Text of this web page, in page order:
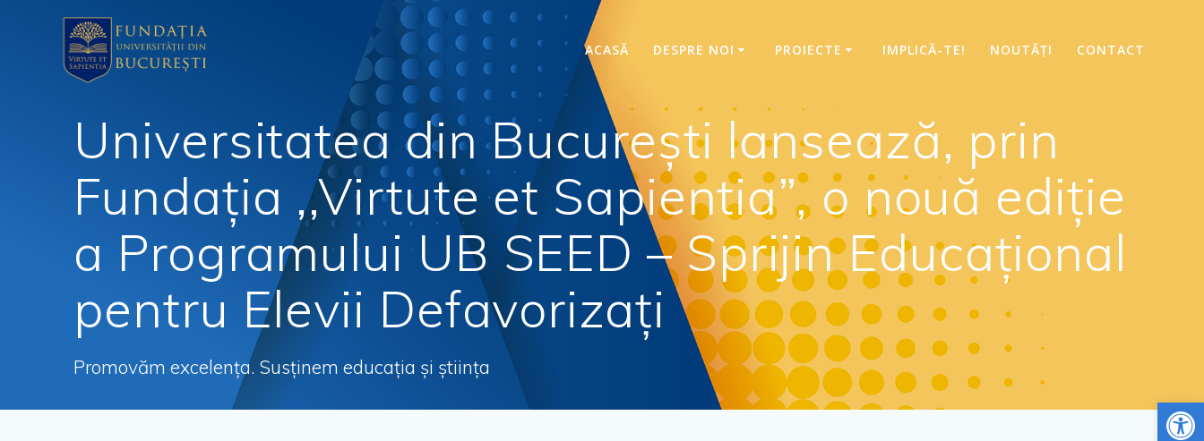
ACASĂ DESPRE NOI PROIECTE IMPLICĂ-TE! NOUTĂȚI CONTACT
Universitatea din București lansează, prin
Fundația ,,Virtute et Sapientia”, o nouă ediție
a Programului UB SEED – Sprijin Educațional
pentru Elevii Defavorizați
Promovăm excelența. Susținem educația și știința